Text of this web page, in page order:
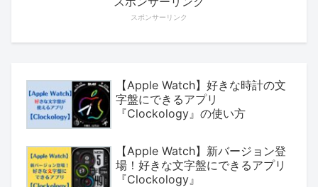
スポンサーリンク
【Apple Watch】好きな時計の文
字盤にできるアプリ
『Clockology』の使い方
【Apple Watch】新バージョン登
場！好きな文字盤にできるアプリ
『Clockology』